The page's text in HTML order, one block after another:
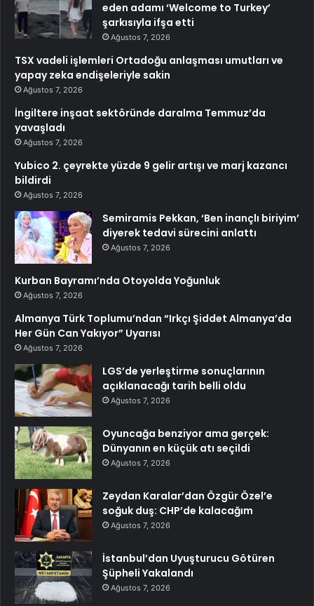
eden adamı ‘Welcome to Turkey’
şarkısıyla ifşa etti
Ağustos 7, 2026
TSX vadeli işlemleri Ortadoğu anlaşması umutları ve
yapay zeka endişeleriyle sakin
Ağustos 7, 2026
İngiltere inşaat sektöründe daralma Temmuz’da
yavaşladı
Ağustos 7, 2026
Yubico 2. çeyrekte yüzde 9 gelir artışı ve marj kazancı
bildirdi
Ağustos 7, 2026
Semiramis Pekkan, ‘Ben inançlı biriyim’
diyerek tedavi sürecini anlattı
Ağustos 7, 2026
Kurban Bayramı’nda Otoyolda Yoğunluk
Ağustos 7, 2026
Almanya Türk Toplumu’ndan “Irkçı Şiddet Almanya’da
Her Gün Can Yakıyor” Uyarısı
Ağustos 7, 2026
LGS’de yerleştirme sonuçlarının
açıklanacağı tarih belli oldu
Ağustos 7, 2026
Oyuncağa benziyor ama gerçek:
Dünyanın en küçük atı seçildi
Ağustos 7, 2026
Zeydan Karalar’dan Özgür Özel’e
soğuk duş: CHP’de kalacağım
Ağustos 7, 2026
İstanbul’dan Uyuşturucu Götüren
Şüpheli Yakalandı
Ağustos 7, 2026